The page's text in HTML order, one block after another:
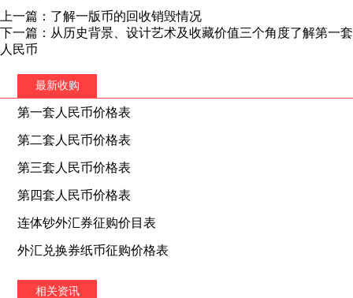
上一篇：了解一版币的回收销毁情况
下一篇：从历史背景、设计艺术及收藏价值三个角度了解第一套
人民币
最新收购
第一套人民币价格表
第二套人民币价格表
第三套人民币价格表
第四套人民币价格表
连体钞外汇券征购价目表
外汇兑换券纸币征购价格表
相关资讯